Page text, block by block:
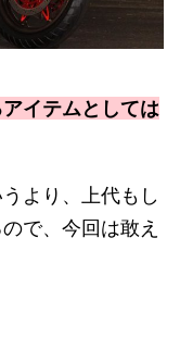
イテムとしては
より、上代もし
で、今回は敢え